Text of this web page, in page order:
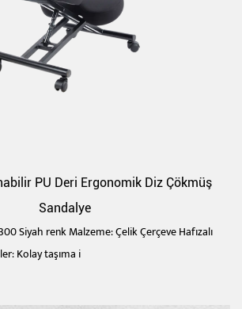
PU Deri Ergonomik Diz Çökmüş
Sandalye
Siyah renk Malzeme: Çelik Çerçeve Hafızalı
Kolay taşıma i